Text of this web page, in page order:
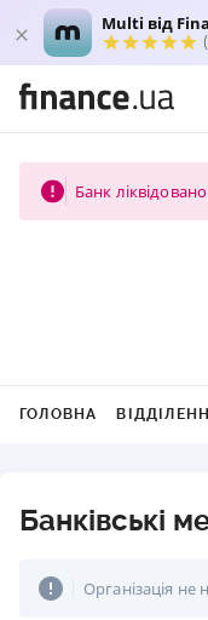
Multi від
Банк ліквідовано
ГОЛОВНА
Банківські
Організація не